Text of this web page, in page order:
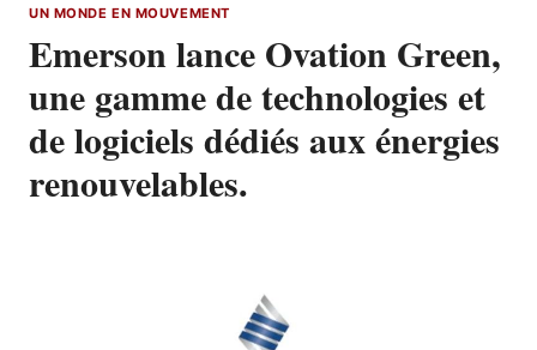
UN MONDE EN MOUVEMENT
Emerson lance Ovation Green,
une gamme de technologies et
de logiciels dédiés aux énergies
renouvelables.